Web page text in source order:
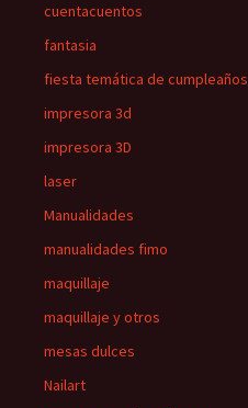
cuentacuentos
fantasia
fiesta temática de cumpleaños
impresora 3d
impresora 3D
laser
Manualidades
manualidades fimo
maquillaje
maquillaje y otros
mesas dulces
Nailart